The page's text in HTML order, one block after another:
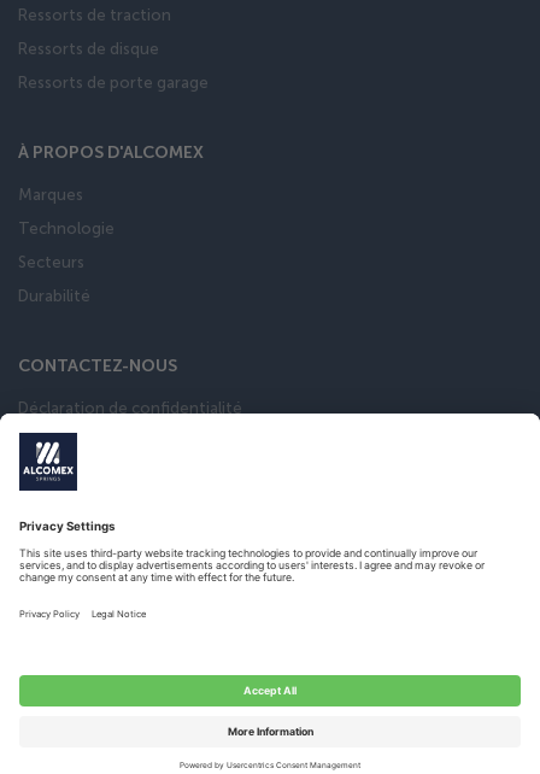
Ressorts de traction
Ressorts de disque
Ressorts de porte garage
À PROPOS D'ALCOMEX
Marques
Technologie
Secteurs
Durabilité
CONTACTEZ-NOUS
Déclaration de confidentialité
Conditions general de vente
calculateur de ressort